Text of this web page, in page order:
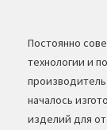
Постоянно
технологии и
производитель
началось
изделий для